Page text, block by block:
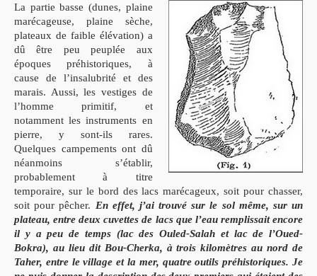
La partie basse (dunes, plaine
marécageuse, plaine sèche,
plateaux de faible élévation) a
dû être peu peuplée aux
époques préhistoriques, à
cause de l’insalubrité et des
marais. Aussi, les vestiges de
l’homme primitif, et
notamment les instruments en
pierre, y sont-ils rares.
Quelques campements ont dû
néanmoins s’établir,
probablement à titre
temporaire, sur le bord des lacs marécageux, soit pour chasser,
soit pour pêcher. En effet, j’ai trouvé sur le sol même, sur un
plateau, entre deux cuvettes de lacs que l’eau remplissait encore
il y a peu de temps (lac des Ouled-Salah et lac de l’Oued-
Bokra), au lieu dit Bou-Cherka, à trois kilomètres au nord de
Taher, entre le village et la mer, quatre outils préhistoriques. Je